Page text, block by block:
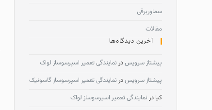
سماوربرقی
مقالات
آخرین دیدگاه‌ها
پیشتاز سرویسدر نمایندگی تعمیر اسپرسوساز لواک
پیشتاز سرویسدر نمایندگی تعمیر اسپرسوساز گاسونیک
کیا در نمایندگی تعمیر اسپرسوساز لواک